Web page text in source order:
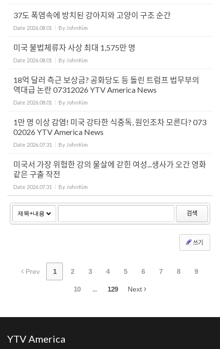
37도 폭염속에 방치된 강아지와 고양이 구조 순간
Date 2026.08.01 By JohnKim
미국 불법체류자 사상 최대 1,575만 명
Date 2026.08.01 By JohnKim
18억 달러 측근 보상금? 공화당도 등 돌린 트럼프 법무부의
역대급 논란 07312026 YTV America News
Date 2026.08.01 By JohnKim
1만 명 이상 감염! 미국 강타한 식중독, 원인조차 모른다? 073
02026 YTV America News
Date 2026.07.31 By JohnKim
미국서 가장 위험한 강의 물살에 갇힌 여성...생사가 오간 영화
같은 구출 작전
Date 2026.07.31 By JohnKim
검색
쓰기
Prev 1 2 3 4 5 6 7 8 9
10 ... 129 Next
YTV America